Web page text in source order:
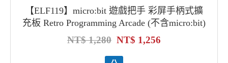
【ELF119】micro:bit 遊戲把手 彩屏手柄式擴
充板 Retro Programming Arcade (不含micro:bit)
1,280 1,256